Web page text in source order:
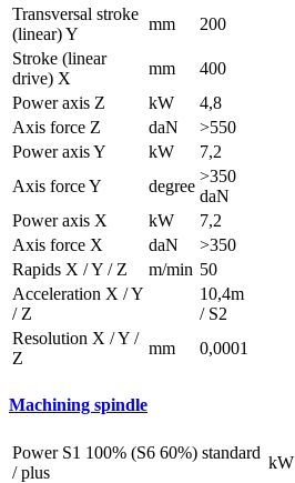
Transversal stroke
(linear) Y
mm
200
Stroke (linear
drive) X
mm
400
Power axis Z
kW
4,8
Axis force Z
daN
>550
Power axis Y
kW
7,2
Axis force Y
degree
>350
daN
Power axis X
kW
7,2
Axis force X
daN
>350
Rapids X / Y / Z
m/min 50
Acceleration X / Y
/ Z
10,4m
/ S2
Resolution X / Y /
Z
mm 0,0001
Machining spindle
Power S1 100% (S6 60%) standard
/ plus
kW